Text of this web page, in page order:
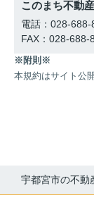
このまち不動
電話：028-688-
FAX：028-688-
※附則※
本規約はサイト公
宇都宮市の不動